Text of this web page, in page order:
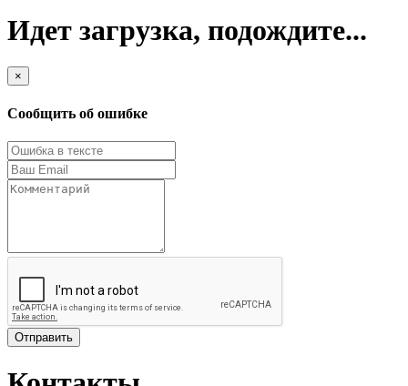
Идет загрузка, подождите...
×
Сообщить об ошибке
Отправить